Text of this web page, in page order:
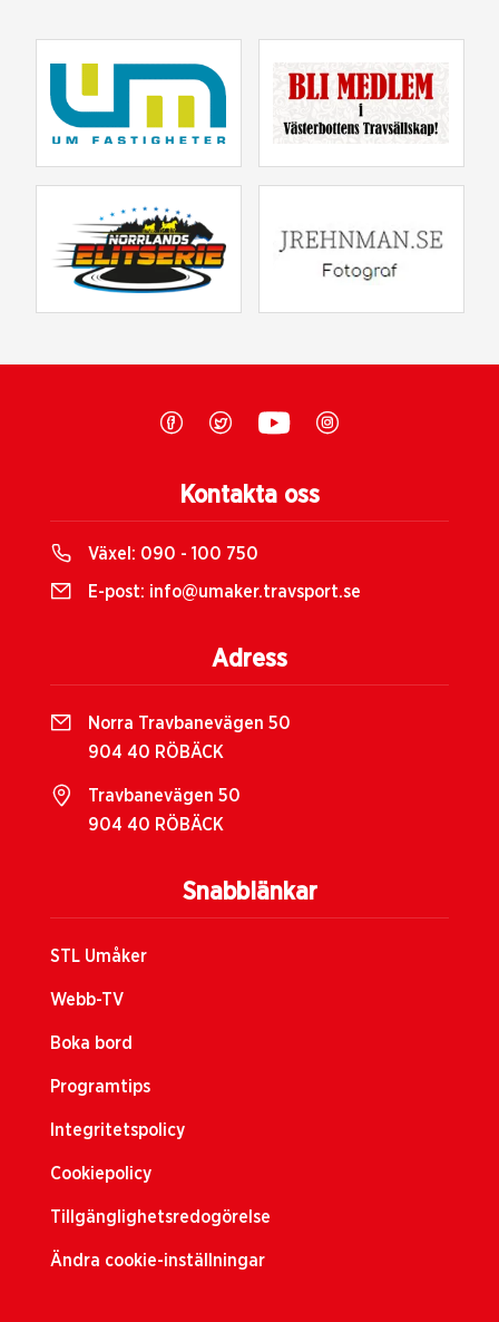
Snabblänkar
STL Umåker
Webb-TV
Boka bord
Programtips
Integritetspolicy
Cookiepolicy
Tillgänglighetsredogörelse
Ändra cookie-inställningar
Kontakta oss
Växel: 090 - 100 750
E-post: info@umaker.travsport.se
Adress
Norra Travbanevägen 50
904 40 RÖBÄCK
Travbanevägen 50
904 40 RÖBÄCK